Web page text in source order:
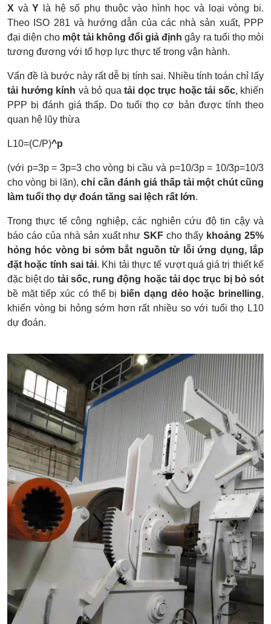
X vàY là hệ số phụ thuộc vào hình học và loại vòng bi.
Theo ISO 281 và hướng dẫn của các nhà sản xuất, PPP
đại diện cho một tải không đổi giả định gây ra tuổi thọ mỏi
tương đương với tổ hợp lực thực tế trong vận hành.
Vấn đề là bước này rất dễ bị tính sai. Nhiều tính toán chỉ lấy
tải hướng kính và bỏ qua tải dọc trục hoặc tải sốc, khiến
PPP bị đánh giá thấp. Do tuổi thọ cơ bản được tính theo
quan hệ lũy thừa
L10=(C/P)^p
(với p=3p = 3p=3 cho vòng bi cầu và p=10/3p = 10/3p=10/3
cho vòng bi lăn),chỉ cần đánh giá thấp tải một chút cũng
làm tuổi thọ dự đoán tăng sai lệch rất lớn.
Trong thực tế công nghiệp, các nghiên cứu độ tin cậy và
báo cáo của nhà sản xuất nhưSKF cho thấy khoảng 25%
hỏng hóc vòng bi sớm bắt nguồn từ lỗi ứng dụng, lắp
đặt hoặc tính sai tải. Khi tải thực tế vượt quá giá trị thiết kế
đặc biệt do tải sốc, rung động hoặc tải dọc trục bị bỏ sót
bề mặt tiếp xúc có thể bị biến dạng dẻo hoặc brinelling,
khiến vòng bi hỏng sớm hơn rất nhiều so với tuổi thọ L10​
dự đoán.